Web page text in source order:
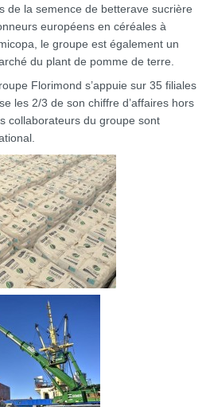
de la semence de betterave sucrière
européens en céréales à
le groupe est également un
du plant de pomme de terre.
Florimond s’appuie sur 35 filiales
les 2/3 de son chiffre d’affaires hors
collaborateurs du groupe sont